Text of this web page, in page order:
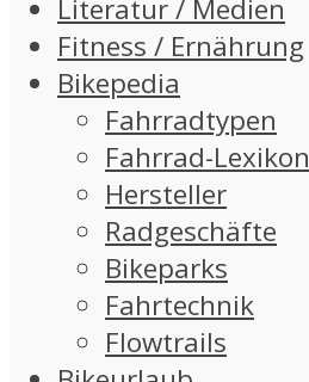
Literatur / Medien
Fitness / Ernährung
Bikepedia
Fahrradtypen
Fahrrad-Lexikon
Hersteller
Radgeschäfte
Bikeparks
Fahrtechnik
Flowtrails